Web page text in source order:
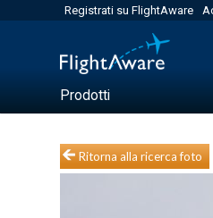
Registrati su FlightAware
Prodotti
Ritorna alla ricerca foto